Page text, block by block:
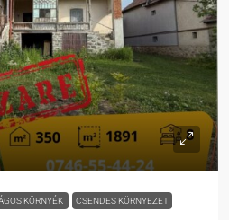
KÖRNYÉK CSENDES KÖRNYEZET